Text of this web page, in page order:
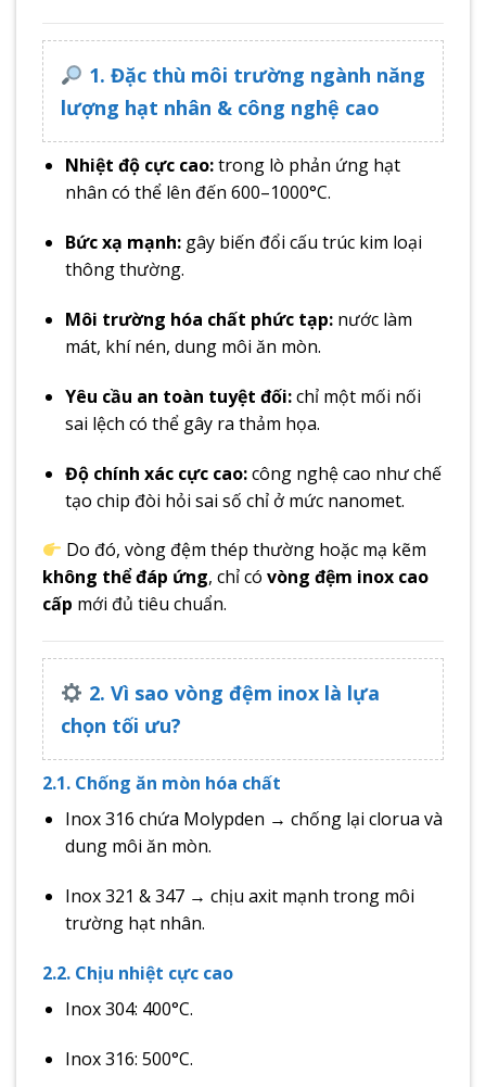
1. Đặc thù môi trường ngành năng
lượng hạt nhân & công nghệ cao
Nhiệt độ cực cao:trong lò phản ứng hạt
nhân có thể lên đến 600–1000°C.
Bức xạ mạnh:gây biến đổi cấu trúc kim loại
thông thường.
Môi trường hóa chất phức tạp:nước làm
mát, khí nén, dung môi ăn mòn.
Yêu cầu an toàn tuyệt đối:chỉ một mối nối
sai lệch có thể gây ra thảm họa.
Độ chính xác cực cao:công nghệ cao như chế
tạo chip đòi hỏi sai số chỉ ở mức nanomet.
Do đó, vòng đệm thép thường hoặc mạ kẽm
không thể đáp ứng, chỉ có vòng đệm inox cao
cấp mới đủ tiêu chuẩn.
2. Vì sao vòng đệm inox là lựa
chọn tối ưu?
2.1. Chống ăn mòn hóa chất
Inox 316 chứa Molypden → chống lại clorua và
dung môi ăn mòn.
Inox 321 & 347 → chịu axit mạnh trong môi
trường hạt nhân.
2.2. Chịu nhiệt cực cao
Inox 304: 400°C.
Inox 316: 500°C.